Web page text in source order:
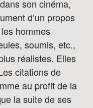
son cinéma,
d’un propos
hommes
soumis, etc.,
réalistes. Elles
citations de
au profit de la
la suite de ses